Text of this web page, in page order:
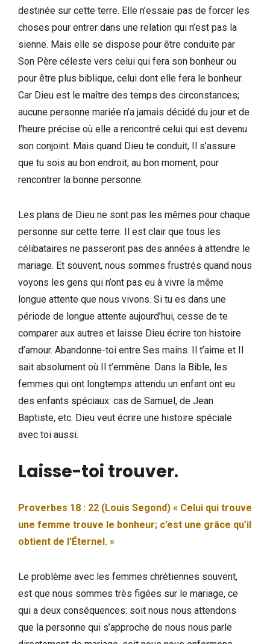
destinée sur cette terre. Elle n’essaie pas de forcer les
choses pour entrer dans une relation qui n’est pas la
sienne. Mais elle se dispose pour être conduite par
Son Père céleste vers celui qui fera son bonheur ou
pour être plus biblique, celui dont elle fera le bonheur.
Car Dieu est le maître des temps des circonstances;
aucune personne mariée n’a jamais décidé du jour et de
l’heure précise où elle a rencontré celui qui est devenu
son conjoint. Mais quand Dieu te conduit, Il s’assure
que tu sois au bon endroit, au bon moment, pour
rencontrer la bonne personne.
Les plans de Dieu ne sont pas les mêmes pour chaque
personne sur cette terre. Il est clair que tous les
célibataires ne passeront pas des années à attendre le
mariage. Et souvent, nous sommes frustrés quand nous
voyons les gens qui n’ont pas eu à vivre la même
longue attente que nous vivons. Si tu es dans une
période de longue attente aujourd’hui, cesse de te
comparer aux autres et laisse Dieu écrire ton histoire
d’amour. Abandonne-toi entre Ses mains. Il t’aime et Il
sait absolument où Il t’emmène. Dans la Bible, les
femmes qui ont longtemps attendu un enfant ont eu
des enfants spéciaux: cas de Samuel, de Jean
Baptiste, etc. Dieu veut écrire une histoire spéciale
avec toi aussi.
Laisse-toi trouver.
Proverbes 18 : 22 (Louis Segond) « Celui qui trouve
une femme trouve le bonheur; c’est une grâce qu’il
obtient de l’Éternel. »
Le problème avec les femmes chrétiennes souvent,
est que nous sommes très figées sur le mariage, ce
qui a deux conséquences: soit nous nous attendons
que la personne qui s’approche de nous nous parle